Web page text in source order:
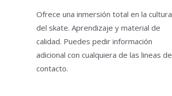
Ofrece una inmersión total en la cultura
del skate. Aprendizaje y material de
calidad. Puedes pedir información
adicional con cualquiera de las lineas de
contacto.